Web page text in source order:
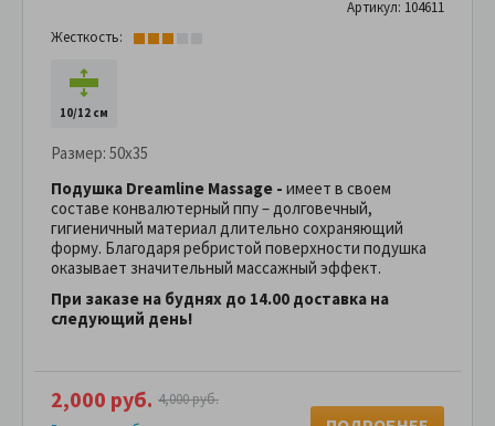
Артикул: 104611
Жесткость:
10/12 см
Размер: 50x35
Подушка Dreamline Massage - имеет в своем
составе конвалютерный ппу – долговечный,
гигиеничный материал длительно сохраняющий
форму. Благодаря ребристой поверхности подушка
оказывает значительный массажный эффект.
При заказе на буднях до 14.00 доставка на
следующий день!
2,000 руб. 4,000 руб.